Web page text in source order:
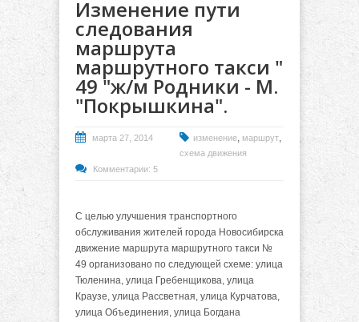
Изменение пути
следования
маршрута
маршрутного такси "
49 "ж/м Родники - М.
"Покрышкина".
марта 27, 2014 изменение, маршрут,
схема движения
Комментарии: 5
С целью улучшения транспортного
обслуживания жителей города Новосибирска
движение маршрута маршрутного такси №
49 организовано по следующей схеме: улица
Тюленина, улица Гребенщикова, улица
Краузе, улица Рассветная, улица Курчатова,
улица Объединения, улица Богдана